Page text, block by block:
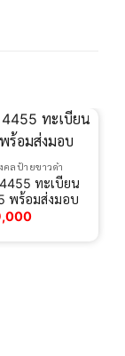
ลป้ายขาวดำ
ทะเบียน
พร้อมส่งมอบ